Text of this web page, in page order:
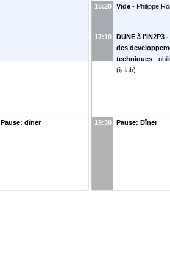
Pause: dîner
16:20 Vide - Philippe
17:10
DUNE à l'IN2P3
des
techniques -
(ijclab)
19:30 Pause: Dîner